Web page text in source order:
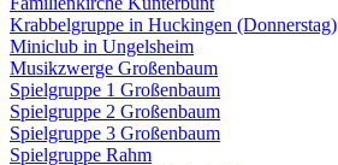
Krabbelgruppe in Huckingen (Donnerstag)
Miniclub in Ungelsheim
Musikzwerge Großenbaum
Spielgruppe 1 Großenbaum
Spielgruppe 2 Großenbaum
Spielgruppe 3 Großenbaum
Spielgruppe Rahm